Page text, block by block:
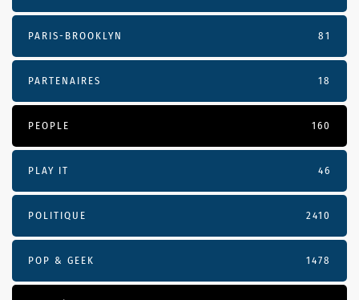
PARIS-BROOKLYN 81
PARTENAIRES 18
PEOPLE 160
PLAY IT 46
POLITIQUE 2410
POP & GEEK 1478